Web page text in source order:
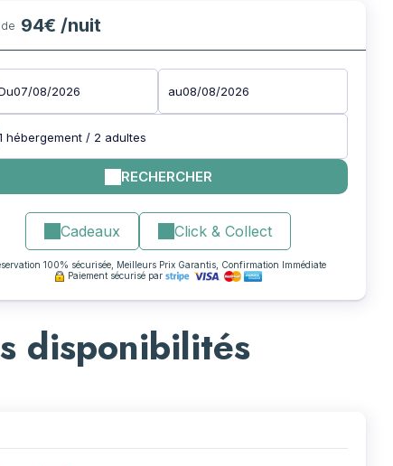
94€ /nuit
au
hébergement / 2 adultes
RECHERCHER
Cadeaux Click & Collect
100% sécurisée, Meilleurs Prix Garantis, Confirmation Immédiate
Paiement sécurisé par
disponibilités